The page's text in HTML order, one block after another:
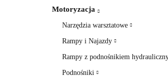
Motoryzacja
Narzędzia warsztatowe
Rampy i Najazdy
Rampy z podnośnikiem
Podnośniki